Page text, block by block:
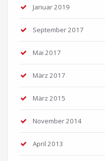
Januar 2019
September 2017
Mai 2017
März 2017
März 2015
November 2014
April 2013